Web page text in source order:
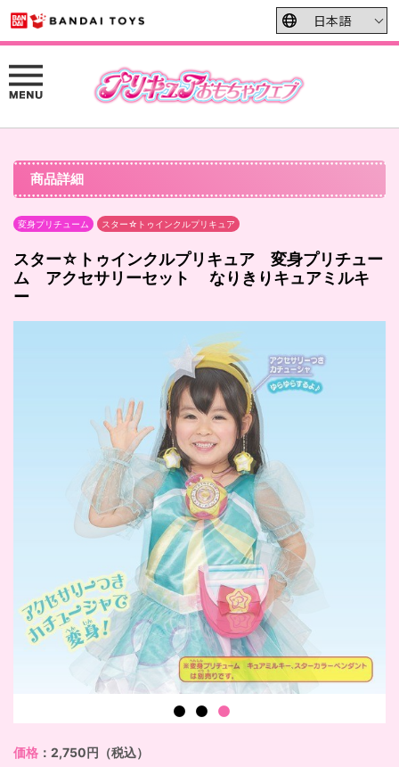
商品詳細
変身プリチューム スター☆トゥインクルプリキュア
スター☆トゥインクルプリキュア 変身プリチュー
ム アクセサリーセット なりきりキュアミルキ
ー
価格 ：2,750円（税込）